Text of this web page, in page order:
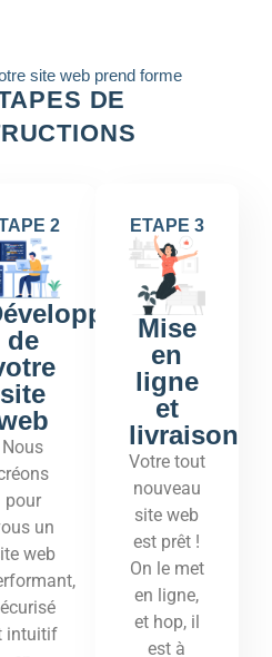
site web prend forme
DE
2
de
site
Nous
pour
un
web
intuitif
ETAPE 3
Mise
en
ligne
et
livraison
Votre tout
nouveau
site web
est prêt !
On le met
en ligne,
et hop, il
est à